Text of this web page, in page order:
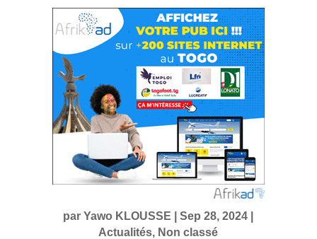
parYawo KLOUSSE |Sep 28, 2024
Actualités, Non classé